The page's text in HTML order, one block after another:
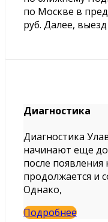
по Москве в
руб. Далее,
Диагностика
Диагностика
начинают еще
после появления
продолжается и
Однако,
Подробнее